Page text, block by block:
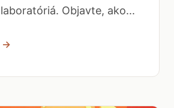
Objavte, ako...
→